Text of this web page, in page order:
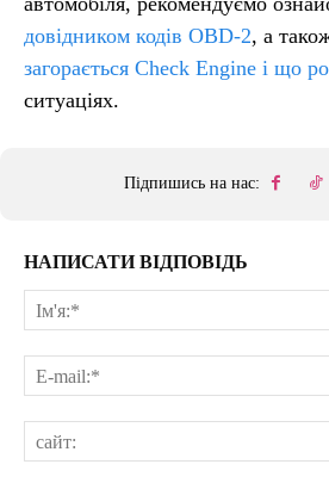
довідником кодів OBD-2, а
загорається Check Engine і що
ситуаціях.
Підпишись на нас:
НАПИСАТИ ВІДПОВІДЬ